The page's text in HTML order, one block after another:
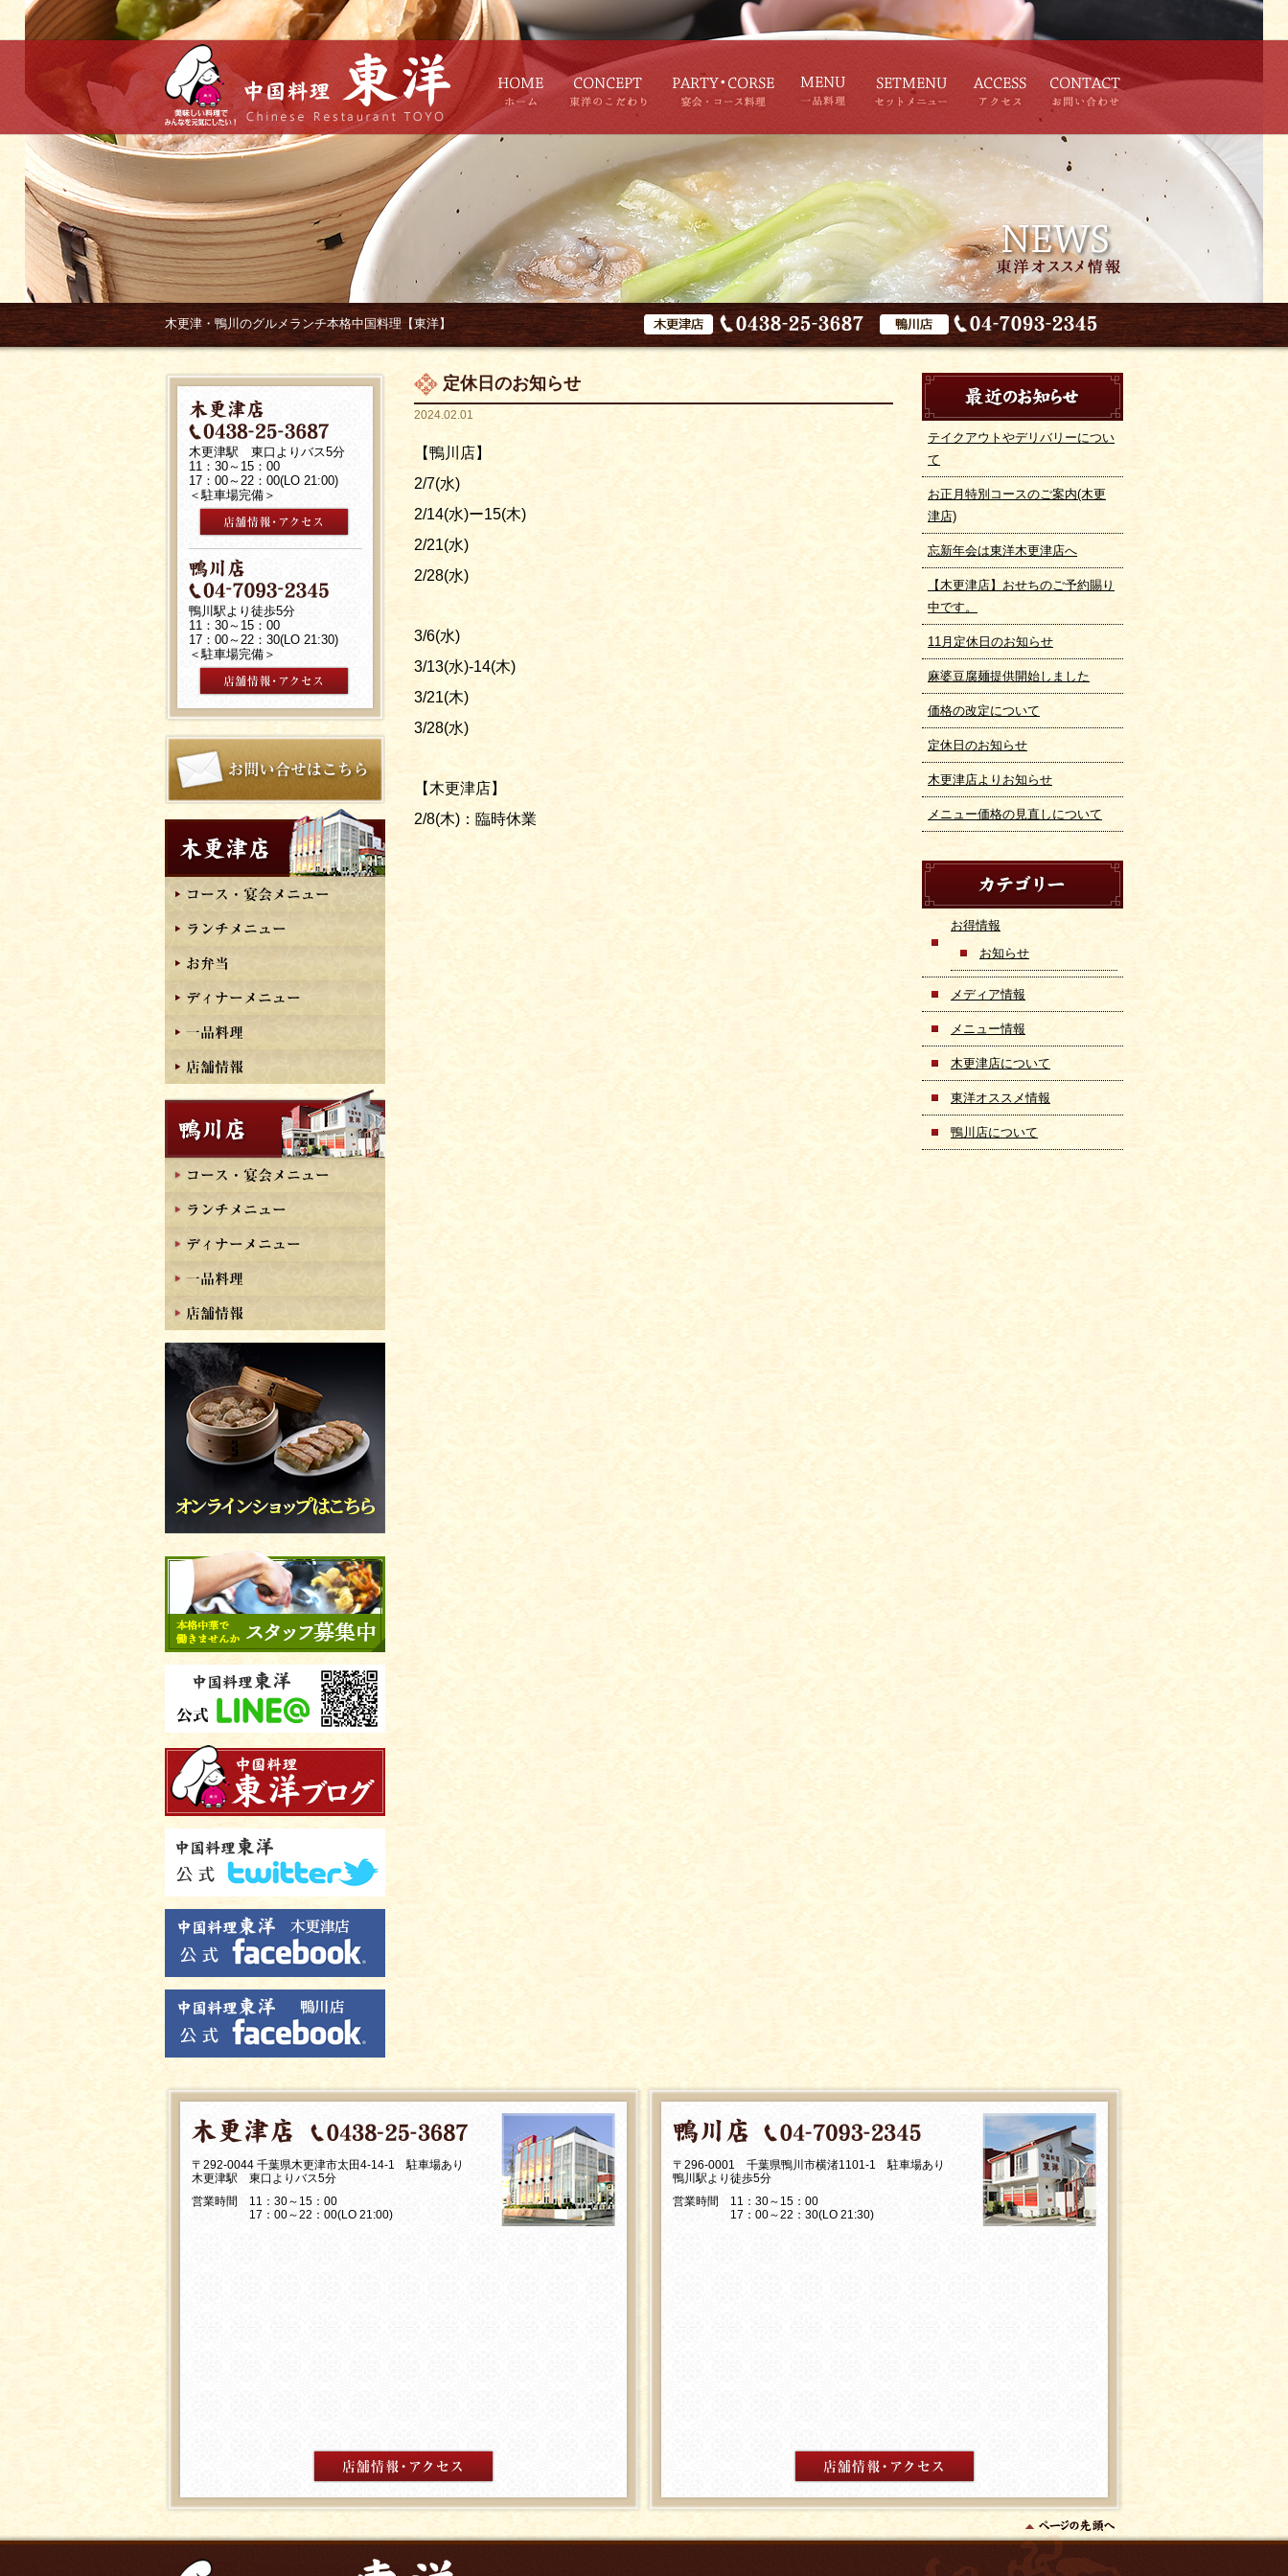
木更津・鴨川のグルメランチ本格中国料理【東洋】
木更津駅 東口よりバス5分
11：30～15：00
17：00～22：00(LO 21:00)
＜駐車場完備＞
鴨川駅より徒歩5分
11：30～15：00
17：00～22：30(LO 21:30)
＜駐車場完備＞
テイクアウトやデリバリーについ
て
お正月特別コースのご案内(木更
津店)
忘新年会は東洋木更津店へ
【木更津店】おせちのご予約賜り
中です。
11月定休日のお知らせ
麻婆豆腐麺提供開始しました
価格の改定について
定休日のお知らせ
木更津店よりお知らせ
メニュー価格の見直しについて
お得情報
お知らせ
メディア情報
メニュー情報
木更津店について
東洋オススメ情報
鴨川店について
定休日のお知らせ
2024.02.01
【鴨川店】
2/7(水)
2/14(水)ー15(木)
2/21(水)
2/28(水)
3/6(水)
3/13(水)-14(木)
3/21(木)
3/28(水)
【木更津店】
2/8(木)：臨時休業
〒292-0044 千葉県木更津市太田4-14-1 駐車場あり
木更津駅 東口よりバス5分
営業時間 11：30～15：00
17：00～22：00(LO 21:00)
〒296-0001 千葉県鴨川市横渚1101-1 駐車場あり
鴨川駅より徒歩5分
営業時間 11：30～15：00
17：00～22：30(LO 21:30)